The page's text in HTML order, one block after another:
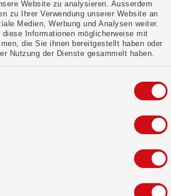
Website zu analysieren. Ausserdem
zu Ihrer Verwendung unserer Website an
Medien, Werbung und Analysen weiter.
diese Informationen möglicherweise mit
die Sie ihnen bereitgestellt haben oder
Nutzung der Dienste gesammelt haben.